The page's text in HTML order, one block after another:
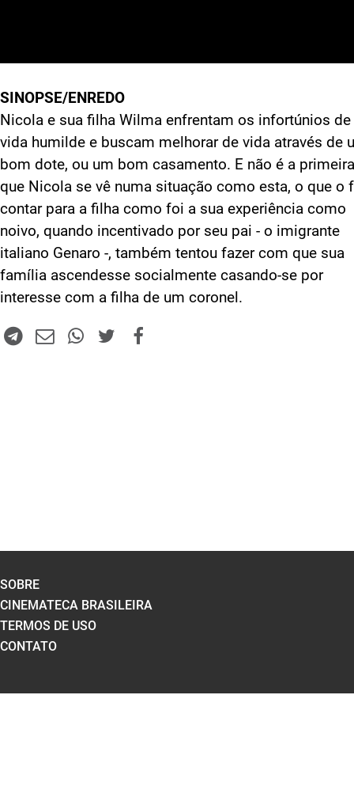
SINOPSE/ENREDO
Nicola e sua filha Wilma enfrentam os infortúnios
vida humilde e buscam melhorar de vida através de
bom dote, ou um bom casamento. E não é a
que Nicola se vê numa situação como esta, o que o
contar para a filha como foi a sua experiência como
noivo, quando incentivado por seu pai - o imigrante
italiano Genaro -, também tentou fazer com que sua
família ascendesse socialmente casando-se por
interesse com a filha de um coronel.
SOBRE
CINEMATECA BRASILEIRA
TERMOS DE USO
CONTATO